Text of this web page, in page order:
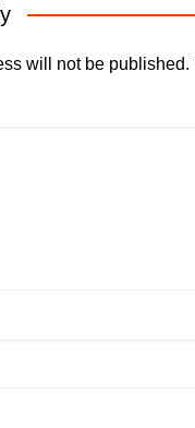
will not be published.